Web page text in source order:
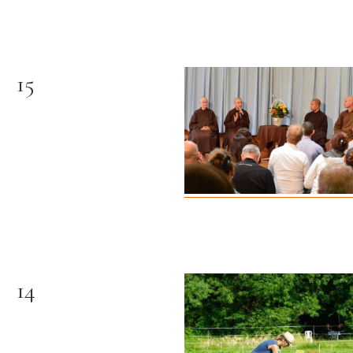
15
14